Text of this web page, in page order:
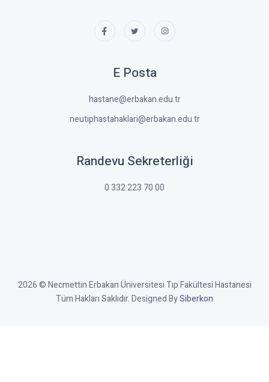
E Posta
hastane@erbakan.edu.tr
neutiphastahaklari@erbakan.edu.tr
Randevu Sekreterliği
0 332 223 70 00
2026 © Necmettin Erbakan Üniversitesi Tıp Fakültesi Hastanesi
Tüm Hakları Saklıdır. Designed BySiberkon